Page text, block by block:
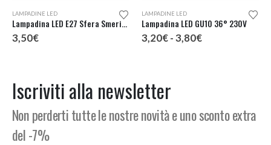
LAMPADINE LED
Lampadina LED E27 Sfera Smerigliata
3,50€
LAMPADINE LED
Lampadina LED GU10 36° 230V
3,20€ - 3,80€Fascia
Iscriviti alla newsletter
Non perderti tutte le nostre novità e uno sconto extra
del -7%